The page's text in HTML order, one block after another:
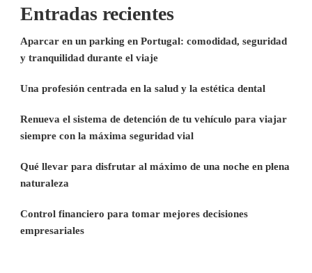
Entradas recientes
Aparcar en un parking en Portugal: comodidad, seguridad
y tranquilidad durante el viaje
Una profesión centrada en la salud y la estética dental
Renueva el sistema de detención de tu vehículo para viajar
siempre con la máxima seguridad vial
Qué llevar para disfrutar al máximo de una noche en plena
naturaleza
Control financiero para tomar mejores decisiones
empresariales